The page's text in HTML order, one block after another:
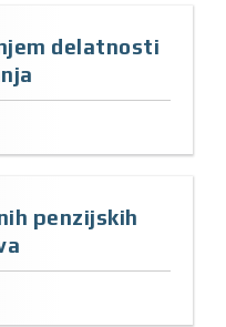
delatnosti
penzijskih